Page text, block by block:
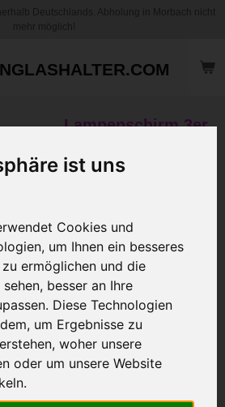
ist uns
Cookies und
um Ihnen ein besseres
ermöglichen und die
besser an Ihre
Diese Technologien
um Ergebnisse zu
woher unsere
oder um unsere Website
Lampenschirm 3er
Liebevoll.
NEU
39,95 € 49,95 €
Versandkosten
Anschluss Form